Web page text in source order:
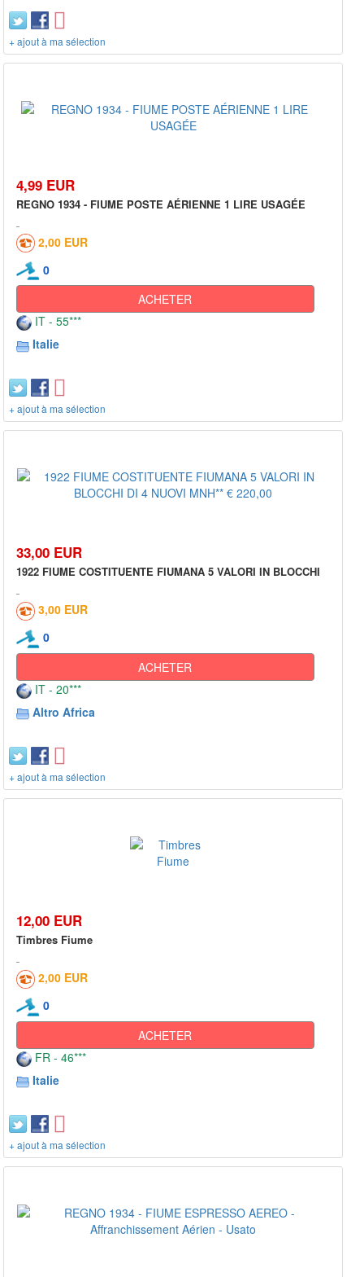
+ ajout à ma sélection
4,99 EUR
REGNO 1934 - FIUME POSTE AÉRIENNE 1 LIRE USAGÉE
2,00 EUR
0
ACHETER
IT - 55***
Italie
+ ajout à ma sélection
33,00 EUR
1922 FIUME COSTITUENTE FIUMANA 5 VALORI IN BLOCCHI
3,00 EUR
0
ACHETER
IT - 20***
Altro Africa
+ ajout à ma sélection
12,00 EUR
Timbres Fiume
2,00 EUR
0
ACHETER
FR - 46***
Italie
+ ajout à ma sélection